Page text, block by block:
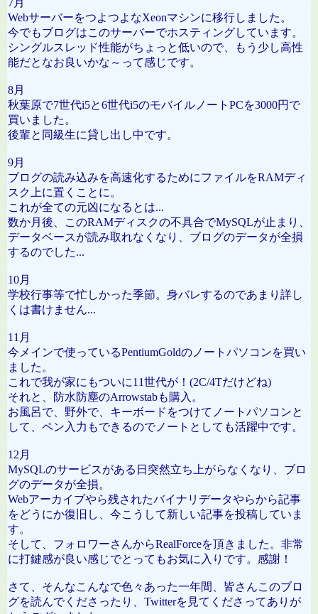
WebサーバーをつよつよなXeonマシンに移行しました。
今でもブログはこのサーバーでホスティングしています。
シングルスレッド性能がちょっと低いので、もう少し高性
能だとなお良いかな～って感じです。
8月
秋葉原で7世代i5と6世代i5のモバイルノートPCを3000円で
買いました。
後輩と同級生に貸し出し中です。
9月
ブログの読み込みを高速化するためにファイルをRAMディ
スク上に置くことに。
これが全ての元凶になるとは...
数か月後、このRAMディスクの不具合でMySQLが止まり、
データベースが読み取れなくなり、ブログのデータが全損
するのでした...
10月
学校行事等で忙しかった季節。身バレするのであまり詳し
くは書けません...
11月
今メインで使っているPentiumGoldのノートパソコンを買い
ました。
これで我が家にもついに11世代が！(2C/4Tだけどね)
それと、防水防塵のArrowstabも購入。
お風呂で、野外で、キーボードをつけてノートパソコンと
して、ペン入力もできるのでノートとしても活躍中です。
12月
MySQLのサービスがある日突然立ち上がらなくなり、ブロ
グのデータが全損。
Webアーカイブやら残されたバイナリデータやらから記事
をどうにか復旧し、今こうして新しい記事を投稿していま
す。
そして、フォロワーさんからRealForceを頂きました。非常
に打鍵感が良い感じでとってもお気に入りです。感謝！
さて、そんなこんなで色々あった一年間、皆さんこのブロ
グを読んでくださったり、Twitterを見てくださってありが